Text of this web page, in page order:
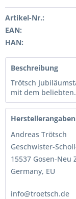
Artikel-Nr.:
EAN:
HAN:
Beschreibung
Trötsch
mit dem
Herstellerangaben
Andreas Trötsch
Geschwister-
15537 Gosen-Neu
Germany, EU
info@troetsch.de